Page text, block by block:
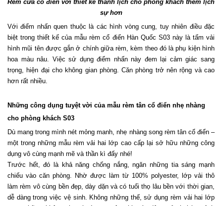
Rèm cửa cổ điển với thiết kế thanh lịch cho phòng khách thêm lịch
sự hơn
Với điểm nhấn quen thuộc là các hình vòng cung, tuy nhiên điều đặc
biệt trong thiết kế của mẫu rèm cổ điển Hàn Quốc S03 này là tấm vải
hình mũi tên được gắn ở chính giữa rèm, kèm theo đó là phụ kiện hình
hoa màu nâu. Việc sử dụng điểm nhấn này đem lại cảm giác sang
trọng, hiện đại cho không gian phòng. Căn phòng trở nên rộng và cao
hơn rất nhiều.
Những công dụng tuyệt vời của mẫu rèm tân cổ điển nhẹ nhàng
cho phòng khách S03
Dù mang trong mình nét mỏng manh, nhẹ nhàng song rèm tân cổ điển –
một trong những mẫu rèm vải hai lớp cao cấp lại sở hữu những công
dụng vô cùng mạnh mẽ và thần kì đấy nhé!
Trước hết, đó là khả năng chống nắng, ngăn những tia sáng mạnh
chiếu vào căn phòng. Nhờ được làm từ 100% polyester, lớp vải thô
làm rèm vô cùng bền đẹp, dày dặn và có tuổi thọ lâu bền với thời gian,
dễ dàng trong việc vệ sinh. Không những thế, sử dụng rèm vải hai lớp